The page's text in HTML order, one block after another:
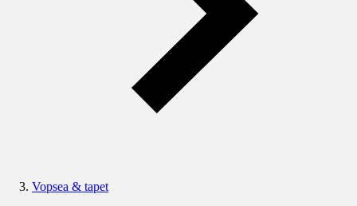
Vopsea & tapet